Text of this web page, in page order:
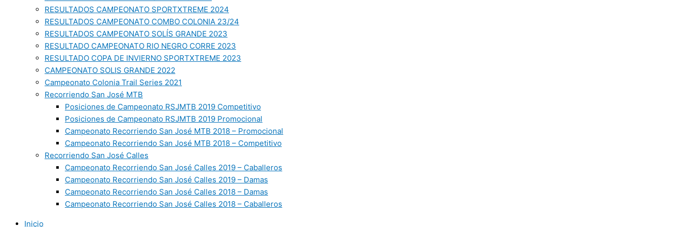
RESULTADOS CAMPEONATO SPORTXTREME 2024
RESULTADOS CAMPEONATO COMBO COLONIA 23/24
RESULTADOS CAMPEONATO SOLÍS GRANDE 2023
RESULTADO CAMPEONATO RIO NEGRO CORRE 2023
RESULTADO COPA DE INVIERNO SPORTXTREME 2023
CAMPEONATO SOLIS GRANDE 2022
Campeonato Colonia Trail Series 2021
Recorriendo San José MTB
Posiciones de Campeonato RSJMTB 2019 Competitivo
Posiciones de Campeonato RSJMTB 2019 Promocional
Campeonato Recorriendo San José MTB 2018 – Promocional
Campeonato Recorriendo San José MTB 2018 – Competitivo
Recorriendo San José Calles
Campeonato Recorriendo San José Calles 2019 – Caballeros
Campeonato Recorriendo San José Calles 2019 – Damas
Campeonato Recorriendo San José Calles 2018 – Damas
Campeonato Recorriendo San José Calles 2018 – Caballeros
Inicio